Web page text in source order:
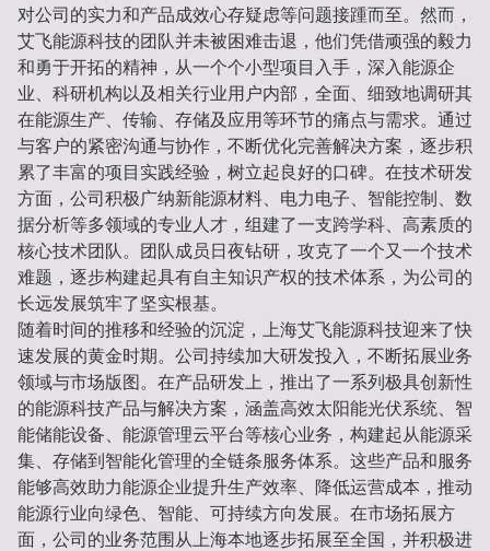
对公司的实力和产品成效心存疑虑等问题接踵而至。然而，
艾飞能源科技的团队并未被困难击退，他们凭借顽强的毅力
和勇于开拓的精神，从一个个小型项目入手，深入能源企
业、科研机构以及相关行业用户内部，全面、细致地调研其
在能源生产、传输、存储及应用等环节的痛点与需求。通过
与客户的紧密沟通与协作，不断优化完善解决方案，逐步积
累了丰富的项目实践经验，树立起良好的口碑。在技术研发
方面，公司积极广纳新能源材料、电力电子、智能控制、数
据分析等多领域的专业人才，组建了一支跨学科、高素质的
核心技术团队。团队成员日夜钻研，攻克了一个又一个技术
难题，逐步构建起具有自主知识产权的技术体系，为公司的
长远发展筑牢了坚实根基。
随着时间的推移和经验的沉淀，上海艾飞能源科技迎来了快
速发展的黄金时期。公司持续加大研发投入，不断拓展业务
领域与市场版图。在产品研发上，推出了一系列极具创新性
的能源科技产品与解决方案，涵盖高效太阳能光伏系统、智
能储能设备、能源管理云平台等核心业务，构建起从能源采
集、存储到智能化管理的全链条服务体系。这些产品和服务
能够高效助力能源企业提升生产效率、降低运营成本，推动
能源行业向绿色、智能、可持续方向发展。在市场拓展方
面，公司的业务范围从上海本地逐步拓展至全国，并积极进